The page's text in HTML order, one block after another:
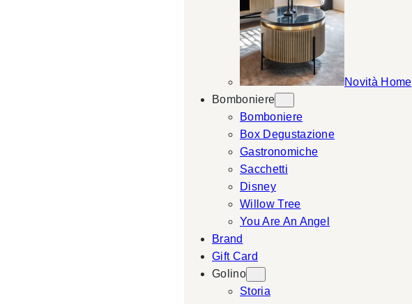
Novità Home
Bomboniere
Bomboniere
Box Degustazione
Gastronomiche
Sacchetti
Disney
Willow Tree
You Are An Angel
Brand
Gift Card
Golino
Storia